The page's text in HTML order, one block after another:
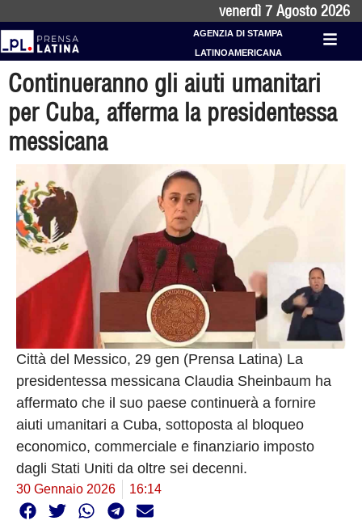
venerdì 7 Agosto 2026
AGENZIA DI STAMPA
LATINOAMERICANA
Continueranno gli aiuti umanitari
per Cuba, afferma la presidentessa
messicana
Città del Messico, 29 gen (Prensa Latina) La
presidentessa messicana Claudia Sheinbaum ha
affermato che il suo paese continuerà a fornire
aiuti umanitari a Cuba, sottoposta al bloqueo
economico, commerciale e finanziario imposto
dagli Stati Uniti da oltre sei decenni.
30 Gennaio 2026 16:14